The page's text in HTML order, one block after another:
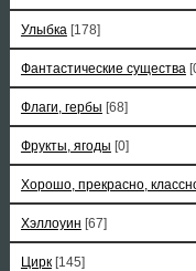
Улыбка [178]
Фантастические существа
Флаги, гербы [68]
Фрукты, ягоды [0]
Хорошо, прекрасно,
Хэллоуин [67]
Цирк [145]